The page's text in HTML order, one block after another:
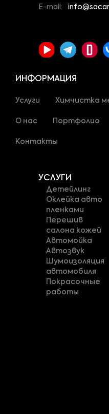
E-mail:
ИНФОРМАЦИЯ
Услуги Химчистка
О нас Портфолио
Контакты
УСЛУГИ
Детейлинг
Оклейка авто
пленками
Перешив
салона кожей
Автомойка
Автозвук
Шумоизоляция
автомобиля
Покрасочные
работы